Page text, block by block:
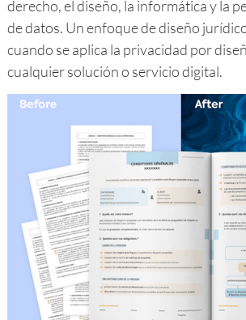
derecho, el diseño, la informática y la
de datos. Un enfoque de diseño
cuando se aplica la privacidad por
cualquier solución o servicio digital.